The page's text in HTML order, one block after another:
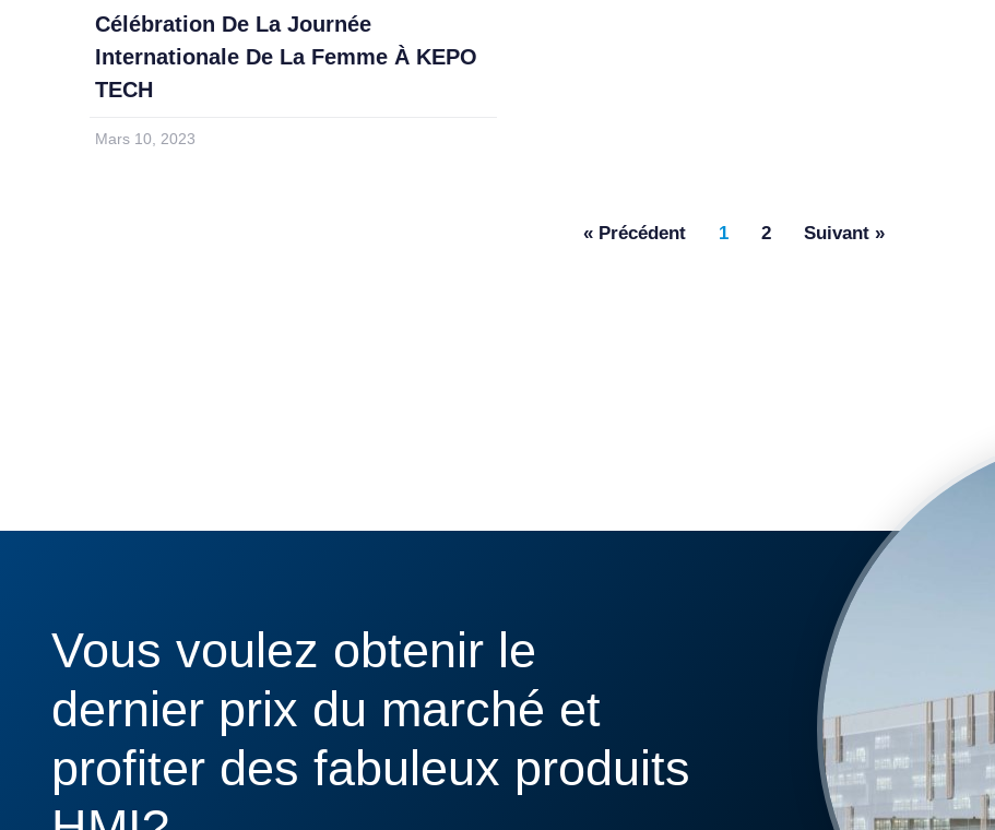
Célébration De La Journée
Internationale De La Femme À KEPO
TECH
Mars 10, 2023
« Précédent 1 2 Suivant »
Vous voulez obtenir le
dernier prix du marché et
profiter des fabuleux produits